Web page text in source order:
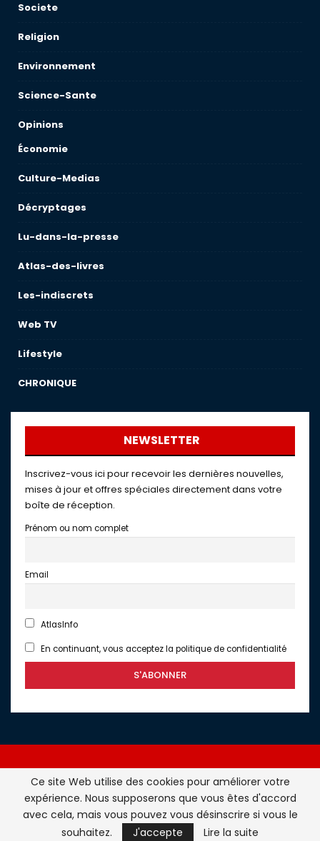
Societe
Religion
Environnement
Science-Sante
Opinions
Économie
Culture-Medias
Décryptages
Lu-dans-la-presse
Atlas-des-livres
Les-indiscrets
Web TV
Lifestyle
CHRONIQUE
NEWSLETTER
Inscrivez-vous ici pour recevoir les dernières nouvelles,
mises à jour et offres spéciales directement dans votre
boîte de réception.
Prénom ou nom complet
Email
AtlasInfo
En continuant, vous acceptez la politique de confidentialité
Atlasinfo.fr : l'essentiel de l'actualité de la France et du
Maghreb © Tous Droits Réservés - Atlasinfo- 2026
ATLASINFO
Ce site Web utilise des cookies pour améliorer votre
expérience. Nous supposerons que vous êtes d'accord
avec cela, mais vous pouvez vous désinscrire si vous le
souhaitez.
J'accepte Lire la suite